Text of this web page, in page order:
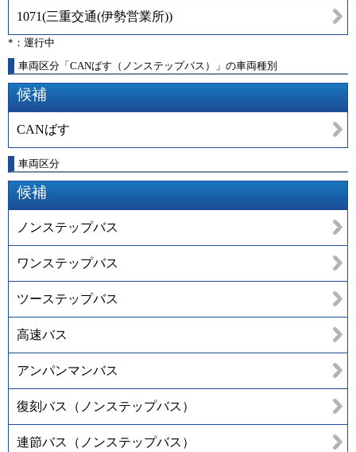
1071(三重交通(伊勢営業所))
*：運行中
車両区分「CANばす（ノンステップバス）」の車両種別
候補
CANばす
車両区分
候補
ノンステップバス
ワンステップバス
ツーステップバス
高速バス
アンパンマンバス
復刻バス（ノンステップバス）
連節バス（ノンステップバス）